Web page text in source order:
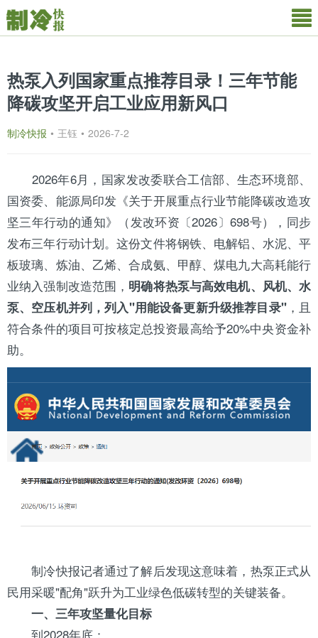
热泵入列国家重点推荐目录！三年节能
降碳攻坚开启工业应用新风口
制冷快报 • 王钰 • 2026-7-2
2026年6月，国家发改委联合工信部、生态环境部、
国资委、能源局印发《关于开展重点行业节能降碳改造攻
坚三年行动的通知》（发改环资〔2026〕698号），同步
发布三年行动计划。这份文件将钢铁、电解铝、水泥、平
板玻璃、炼油、乙烯、合成氨、甲醇、煤电九大高耗能行
业纳入强制改造范围， 明确将热泵与高效电机、 风机、 水
泵、空压机并列，列入"用能设备更新升级推荐目录"，且
符合条件的项目可按核定总投资最高给予20%中央资金补
助。
制冷快报记者通过了解后发现这意味着，热泵正式从
民用采暖"配角"跃升为工业绿色低碳转型的关键装备。
一、三年攻坚量化目标
到2028年底：